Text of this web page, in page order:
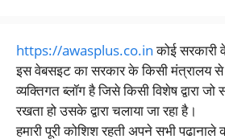
https://awasplus.co.inकोई सरकारी
इस वेबसइट का सरकार के किसी मंत्रालय
व्यक्तिगत ब्लॉग है जिसे किसी विशेष द्वारा
रखता हो उसके द्वारा चलाया जा रहा है।
हमारी पूरी कोशिश रहती अपने सभी पढानाले